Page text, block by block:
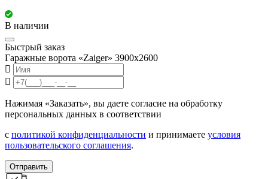
В наличии
Быстрый заказ
Гаражные ворота «Zaiger» 3900x2600
Нажимая «Заказать», вы даете согласие на обработку
персональных данных в соответствии
с политикой конфиденциальности и принимаете условия
пользовательского соглашения.
Отправить